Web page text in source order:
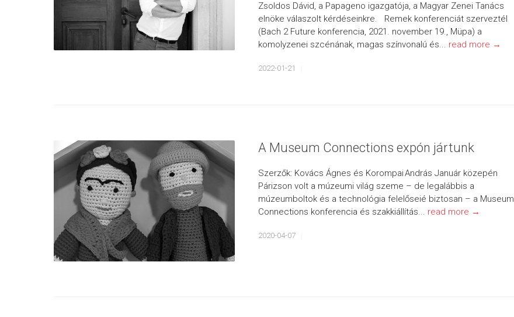
Zsoldos Dávid, a Papageno igazgatója, a Magyar Zenei Tanács
elnöke válaszolt kérdéseinkre. Remek konferenciát szerveztél
(Bach 2 Future konferencia, 2021. november 19., Müpa) a
komolyzenei szcénának, magas színvonalú és... read more →
2022-01-21
A Museum Connections expón jártunk
Szerzők: Kovács Ágnes és Korompai András Január közepén
Párizson volt a múzeumi világ szeme – de legalábbis a
múzeumboltok és a technológia felelőseié biztosan – a Museum
Connections konferencia és szakkiállítás... read more →
2020-04-07